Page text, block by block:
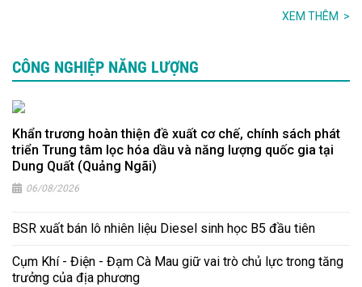
XEM THÊM >
CÔNG NGHIỆP NĂNG LƯỢNG
Khẩn trương hoàn thiện đề xuất cơ chế, chính sách phát
triển Trung tâm lọc hóa dầu và năng lượng quốc gia tại
Dung Quất (Quảng Ngãi)
06/08/2026
BSR xuất bán lô nhiên liệu Diesel sinh học B5 đầu tiên
Cụm Khí - Điện - Đạm Cà Mau giữ vai trò chủ lực trong tăng
trưởng của địa phương